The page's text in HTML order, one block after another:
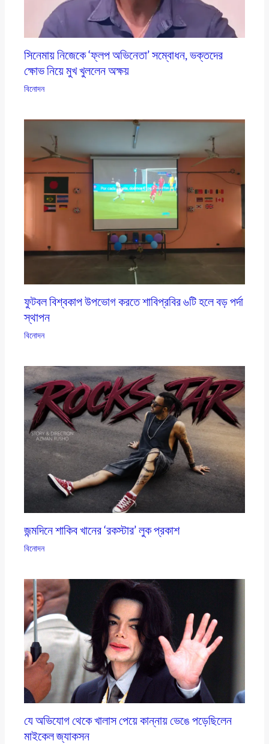
সিনেমায় নিজেকে ‘ফ্লপ অভিনেতা’ সম্বোধন, ভক্তদের
ক্ষোভ নিয়ে মুখ খুললেন অক্ষয়
বিনোদন
ফুটবল বিশ্বকাপ উপভোগ করতে শাবিপ্রবির ৬টি হলে বড় পর্দা
স্থাপন
বিনোদন
জন্মদিনে শাকিব খানের ‘রকস্টার’ লুক প্রকাশ
বিনোদন
যে অভিযোগ থেকে খালাস পেয়ে কান্নায় ভেঙে পড়েছিলেন
মাইকেল জ্যাকসন